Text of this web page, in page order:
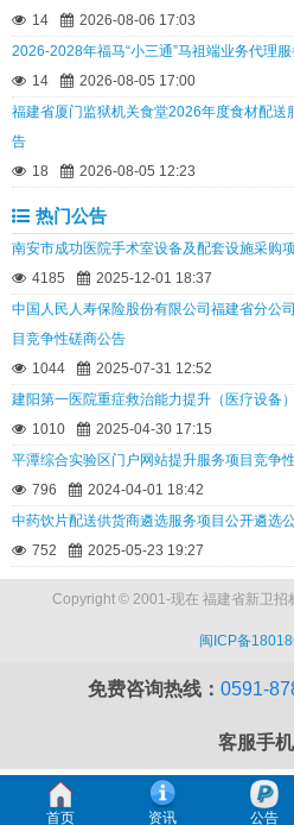
14
2026-08-06 17:03
2026-2028年福马“小三通”马祖端业务代理
14
2026-08-05 17:00
福建省厦门监狱机关食堂2026年度食材配送
告
18
2026-08-05 12:23
热门公告
南安市成功医院手术室设备及配套设施采购
4185
2025-12-01 18:37
中国人民人寿保险股份有限公司福建省分公
目竞争性磋商公告
1044
2025-07-31 12:52
建阳第一医院重症救治能力提升（医疗设备
1010
2025-04-30 17:15
平潭综合实验区门户网站提升服务项目竞争
796
2024-04-01 18:42
中药饮片配送供货商遴选服务项目公开遴选
752
2025-05-23 19:27
Copyright © 2001-现在 福建省新卫招
闽ICP备
免费咨询热线： 0591-
客服手机
首页 资讯 公告